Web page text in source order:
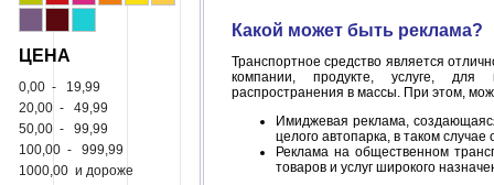
ЦЕНА
0,00 - 19,99
20,00 - 49,99
50,00 - 99,99
100,00 - 999,99
1000,00 и дороже
Какой может быть реклама?
Транспортное средство является
компании, продукте, услуге, для
распространения в массы. При этом,
Имиджевая реклама,
целого автопарка, в таком
Реклама на общественном
товаров и услуг широкого